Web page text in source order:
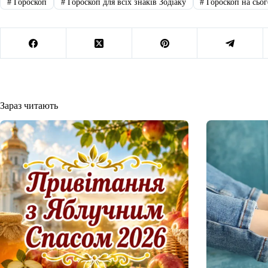
#Гороскоп #Гороскоп для всіх знаків Зодіаку # Гороскоп на
Зараз читають